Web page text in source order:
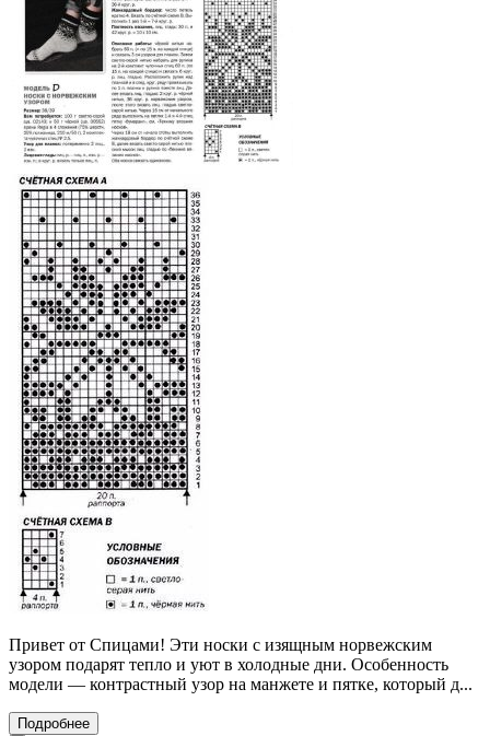
Привет от Спицами! Эти носки с изящным норвежским
узором подарят тепло и уют в холодные дни. Особенность
модели — контрастный узор на манжете и пятке, который д...
Подробнее